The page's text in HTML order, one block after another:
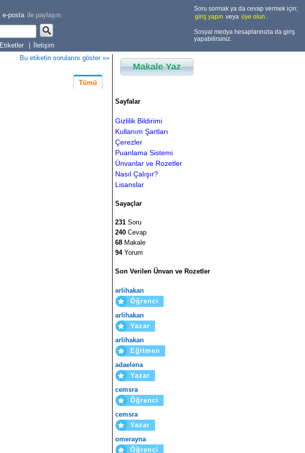
e-posta ile paylaşın.
Etiketler İletişim
Soru sormak ya da cevap vermek için;
giriş yapın veya üye olun .
Sosyal medya hesaplarınızla da giriş
yapabilirsiniz.
Bu etiketin sorularını göster »»
Tümü
Makale Yaz
Sayfalar
Gizlilik Bildirimi
Kullanım Şartları
Çerezler
Puanlama Sistemi
Ünvanlar ve Rozetler
Nasıl Çalışır?
Lisanslar
Sayaçlar
231 Soru
240 Cevap
68 Makale
94Yorum
Son Verilen Ünvan ve Rozetler
arlihakan
Öğrenci
arlihakan
Yazar
arlihakan
Eğitmen
adaelena
Yazar
cemsra
Öğrenci
cemsra
Yazar
omerayna
Öğrenci